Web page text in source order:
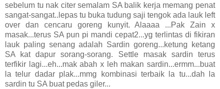
sebelum tu nak citer semalam SA balik kerja memang penat
sangat-sangat..lepas tu buka tudung saji tengok ada lauk left
over dan cencaru goreng kunyit. Alaaaa ...Pak Zain x
masak...terus SA pun pi mandi cepat2...yg terlintas di fikiran
lauk paling senang adalah Sardin goreng...ketung ketang
SA kat dapur sorang-sorang. Settle masak sardin terus
terfikir lagi...eh...mak abah x leh makan sardin...ermm...buat
la telur dadar plak...mmg kombinasi terbaik la tu...dah la
sardin tu SA buat pedas giler...